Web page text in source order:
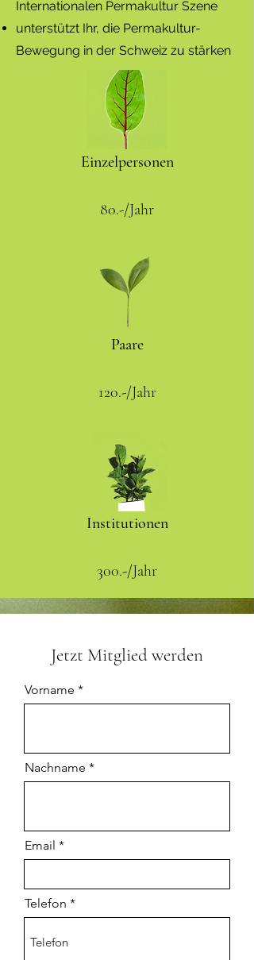
Internationalen Permakultur Szene
unterstützt Ihr, die Permakultur-
Bewegung in der Schweiz zu stärken
Einzelpersonen
80.-/Jahr
Paare
120.-/Jahr
Institutionen
300.-/Jahr
Jetzt Mitglied werden
Vorname
Nachname
Email
Telefon